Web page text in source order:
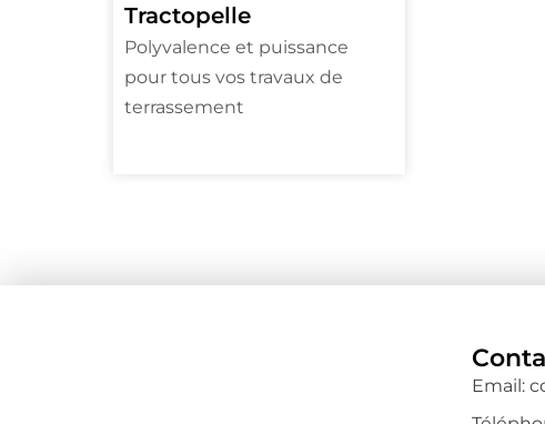
Tractopelle
Polyvalence et puissance
pour tous vos travaux de
terrassement
Email: